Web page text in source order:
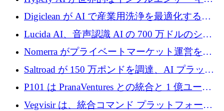
ンペーンを自動化するためにシリーズ A で
720 万ドルを調達
Digiclean が AI で産業用洗浄を最適化するた
めに 250 万ユーロを調達
Lucida AI、音声認識 AI の 700 万ドルのシー
ドラウンドを終了
Nomerra がプライベートマーケット運営を自
動化するために 200 万ドルを調達
Saltroad が 150 万ポンドを調達、AI プラット
フォーム Ogma を買収して子ども向け言語療
P101 は PranaVentures との統合と 1 億ユーロ
のファンドによりシード投資に拡大
Vegvisir は、統合コマンド プラットフォーム